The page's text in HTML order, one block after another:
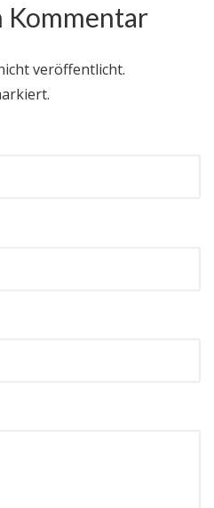
Kommentar
veröffentlicht.